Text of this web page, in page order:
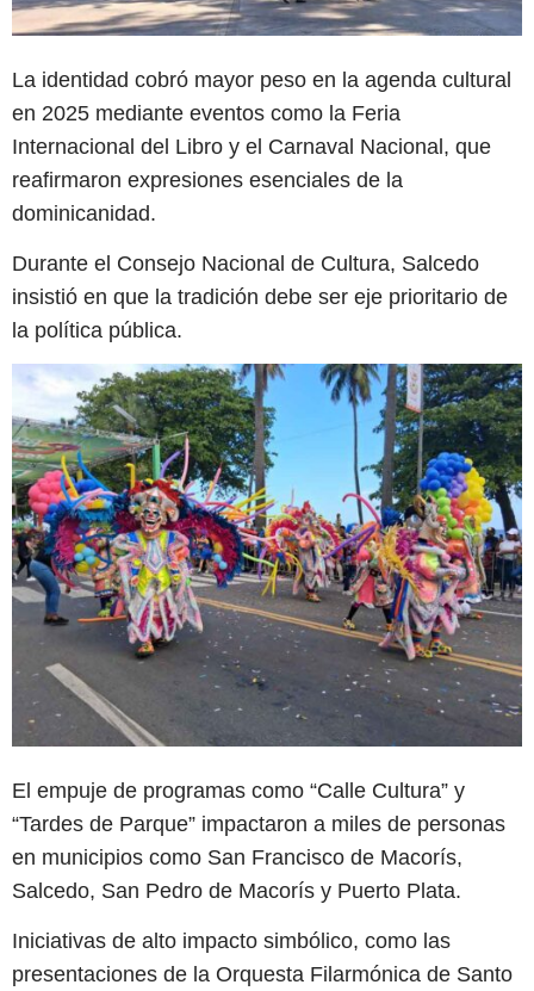
La identidad cobró mayor peso en la agenda cultural
en 2025 mediante eventos como la Feria
Internacional del Libro y el Carnaval Nacional, que
reafirmaron expresiones esenciales de la
dominicanidad.
Durante el Consejo Nacional de Cultura, Salcedo
insistió en que la tradición debe ser eje prioritario de
la política pública.
El empuje de programas como “Calle Cultura” y
“Tardes de Parque” impactaron a miles de personas
en municipios como San Francisco de Macorís,
Salcedo, San Pedro de Macorís y Puerto Plata.
Iniciativas de alto impacto simbólico, como las
presentaciones de la Orquesta Filarmónica de Santo